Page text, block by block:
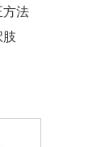
方法
肢